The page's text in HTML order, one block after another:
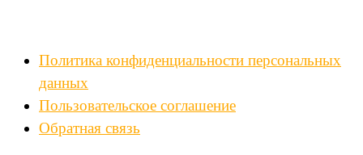
Политика конфиденциальности персональных
данных
Пользовательское соглашение
Обратная связь